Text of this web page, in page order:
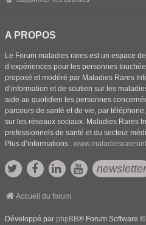
A PROPOS
Le Forum maladies rares est un espace
d’expériences pour les personnes
proposé et modéré par Maladies Rares
d’information et de soutien sur les
aide au quotidien les personnes
parcours de santé et de vie, par
sur les réseaux sociaux. Maladies Rares
professionnels de santé et du secteur
Plus d’informations :
newsletter
Accueil du forum
Développé par phpBB® Forum Software